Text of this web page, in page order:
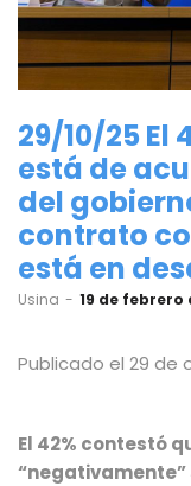
29/10/25 El
está de
del
contrato
está en
by
Usina 19 de febrero
Publicado el 29 de
El 42% contestó
“negativamente”